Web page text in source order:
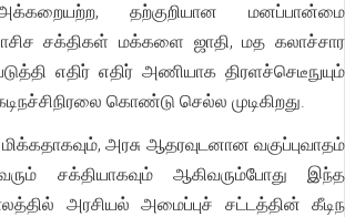
தற்குறியான மனப்பான்மை
சக்திகள் மக்களை ஜாதி, மத கலாச்சார
எதிர் எதிர் அணியாக திரளச்செடீநுயும்
கொண்டு செல்ல முடிகிறது.
அரசு ஆதரவுடனான வகுப்புவாதம்
சக்தியாகவும் ஆகிவரும்போது இந்த
அரசியல் அமைப்புச் சட்டத்தின் கீடிந